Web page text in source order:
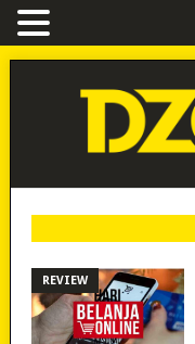
REVIEW